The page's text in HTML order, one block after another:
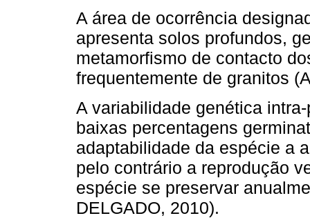
A área de ocorrência
apresenta solos profundos,
metamorfismo de contacto
frequentemente de granitos
A variabilidade genética
baixas percentagens
adaptabilidade da espécie a
pelo contrário a reprodução
espécie se preservar
DELGADO, 2010).